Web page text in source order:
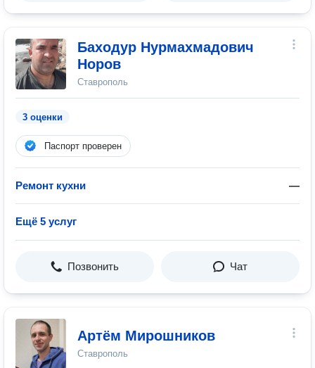
Баходур Нурмахмадович
Норов
Ставрополь
3 оценки
Паспорт проверен
Ремонт кухни —
Ещё 5 услуг
Позвонить Чат
Артём Мирошников
Ставрополь